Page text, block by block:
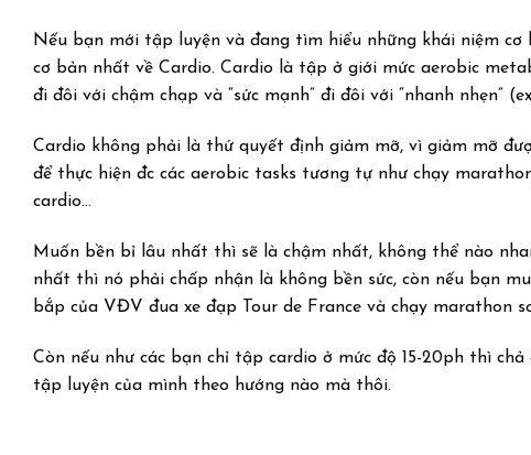
Nếu bạn mới tập luyện và đang tìm hiểu những khái niệm
cơ bản nhất về Cardio. Cardio là tập ở giới mức aerobic
đi đôi với chậm chạp và “sức mạnh” đi đôi với “nhanh nhẹn”
Cardio không phải là thứ quyết định giảm mỡ, vì giảm mỡ
để thực hiện đc các aerobic tasks tương tự như chạy
cardio…
Muốn bền bỉ lâu nhất thì sẽ là chậm nhất, không thể nào
nhất thì nó phải chấp nhận là không bền sức, còn nếu bạn
bắp của VĐV đua xe đạp Tour de France và chạy marathon
Còn nếu như các bạn chỉ tập cardio ở mức độ 15-20ph thì
tập luyện của mình theo hướng nào mà thôi.